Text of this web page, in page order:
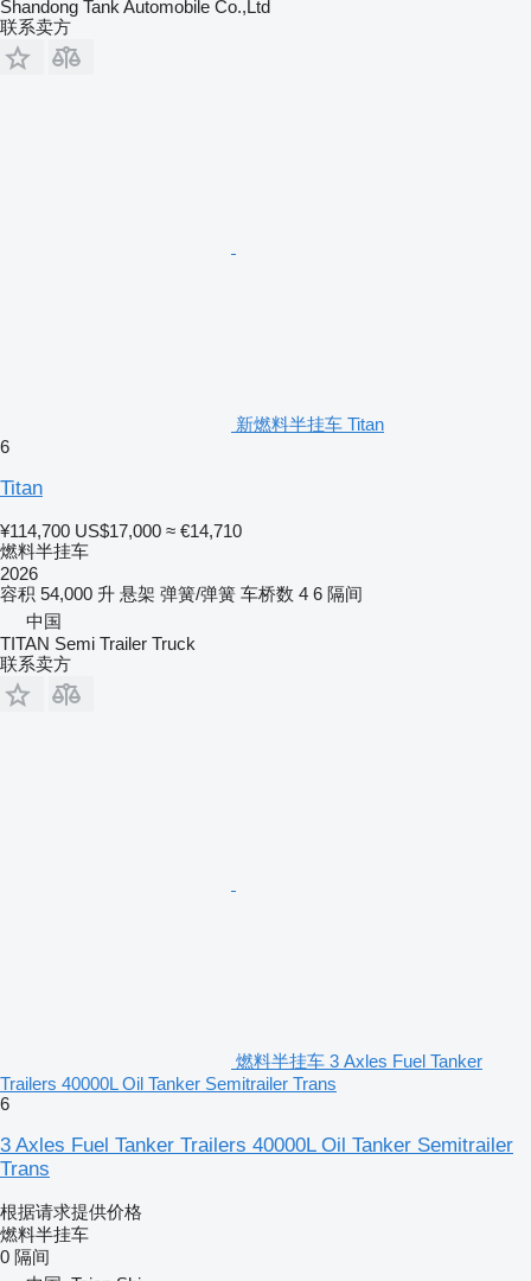
Shandong Tank Automobile Co.,Ltd
联系卖方
新燃料半挂车 Titan
6
Titan
¥114,700 US$17,000 ≈ €14,710
燃料半挂车
2026
容积 54,000 升 悬架 弹簧/弹簧 车桥数 4 6 隔间
中国
TITAN Semi Trailer Truck
联系卖方
燃料半挂车 3 Axles Fuel Tanker
Trailers 40000L Oil Tanker Semitrailer Trans
6
3 Axles Fuel Tanker Trailers 40000L Oil Tanker Semitrailer
Trans
根据请求提供价格
燃料半挂车
0 隔间